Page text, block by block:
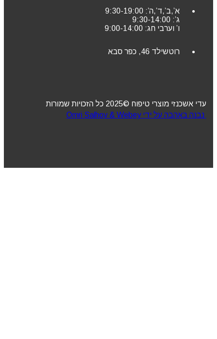
א’,ב’,ד’,ה’: 9:30-19:00
ג’: 9:30-14:00
ו’ וערבי חג: 9:00-14:00
רוטשילד 46, כפר סבא
עדי אשכנזי מוצרי טיפוח ©2025 כל הזכויות שמורות
נבנה באהבה על ידי Omri Salhov & Webey